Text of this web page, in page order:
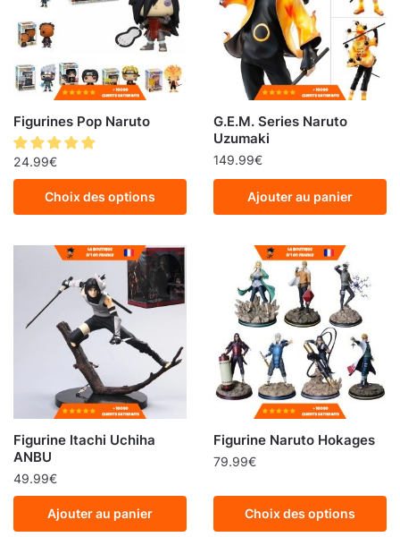
Figurines Pop Naruto
24.99€
Choix des options
G.E.M. Series Naruto
Uzumaki
149.99€
Ajouter au panier
Figurine Itachi Uchiha
ANBU
49.99€
Ajouter au panier
Figurine Naruto Hokages
79.99€
Choix des options